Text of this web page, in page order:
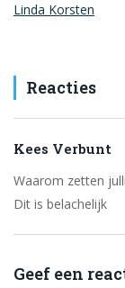
Linda Korsten
Reacties
Kees Verbunt
Waarom zetten
Dit is belachelijk
Geef een